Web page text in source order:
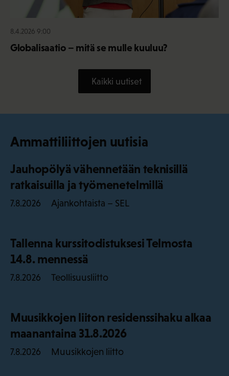
8.4.2026 9:00
Globalisaatio – mitä se mulle kuuluu?
Kaikki uutiset
Ammattiliittojen uutisia
Jauhopölyä vähennetään teknisillä
ratkaisuilla ja työmenetelmillä
7.8.2026 Ajankohtaista – SEL
Tallenna kurssitodistuksesi Telmosta
14.8. mennessä
7.8.2026 Teollisuusliitto
Muusikkojen liiton residenssihaku alkaa
maanantaina 31.8.2026
7.8.2026 Muusikkojen liitto